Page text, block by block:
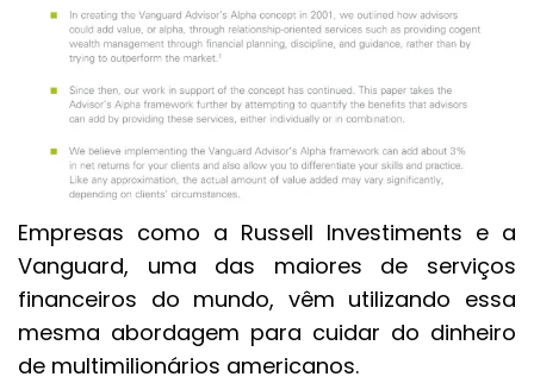
Empresas como a Russell Investiments e a
Vanguard, uma das maiores de serviços
financeiros do mundo, vêm utilizando essa
mesma abordagem para cuidar do dinheiro
de multimilionários americanos.